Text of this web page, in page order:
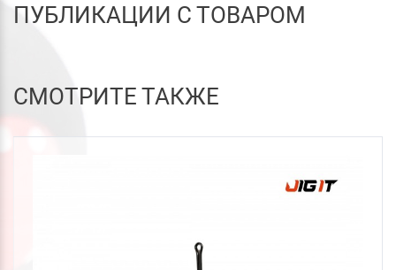
ПУБЛИКАЦИИ С ТОВАРОМ
СМОТРИТЕ ТАКЖЕ